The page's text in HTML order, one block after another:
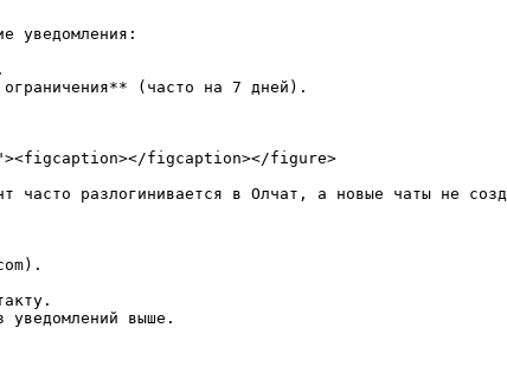
уведомления:
(часто на 7 дней).
figcaption></figure>
часто разлогинивается в Олчат, а новые чаты не
уведомлений выше.